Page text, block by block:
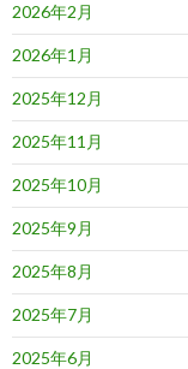
2026年2月
2026年1月
2025年12月
2025年11月
2025年10月
2025年9月
2025年8月
2025年7月
2025年6月